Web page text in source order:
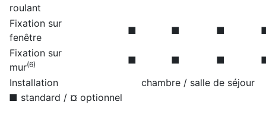
roulant
Fixation sur
fenêtre
■ ■ ■
Fixation sur
mur(6) ■ ■ ■
Installation
chambre / salle de séjour
■ standard / ¤ optionnel